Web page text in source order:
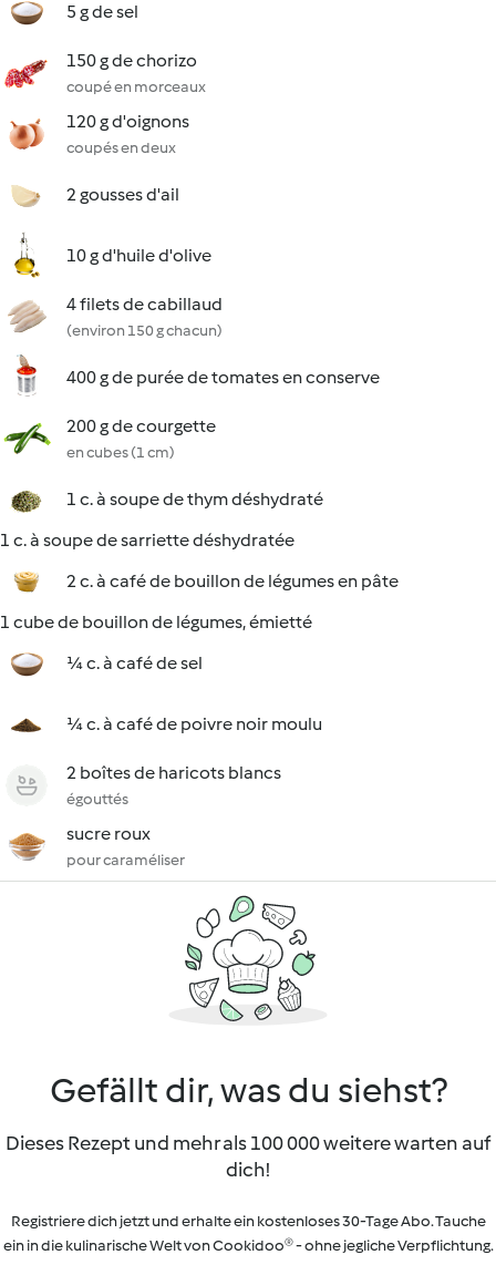
5 g de sel
150 g de chorizo
coupé en morceaux
120 g d'oignons
coupés en deux
2 gousses d'ail
10 g d'huile d'olive
4 filets de cabillaud
(environ 150 g chacun)
400 g de purée de tomates en conserve
200 g de courgette
en cubes (1 cm)
1 c. à soupe de thym déshydraté
1 c. à soupe de sarriette déshydratée
2 c. à café de bouillon de légumes en pâte
1 cube de bouillon de légumes, émietté
¼ c. à café de sel
¼ c. à café de poivre noir moulu
2 boîtes de haricots blancs
égouttés
sucre roux
pour caraméliser
Gefällt dir, was du siehst?
Dieses Rezept und mehr als 100 000 weitere warten auf
dich!
Registriere dich jetzt und erhalte ein kostenloses 30-Tage Abo. Tauche
ein in die kulinarische Welt von Cookidoo® - ohne jegliche Verpflichtung.